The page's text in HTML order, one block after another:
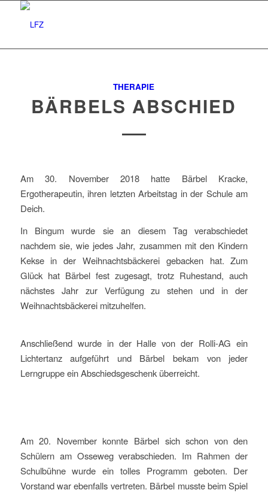
THERAPIE
BÄRBELS ABSCHIED
Am 30. November 2018 hatte Bärbel Kracke,
Ergotherapeutin, ihren letzten Arbeitstag in der Schule am
Deich.
In Bingum wurde sie an diesem Tag verabschiedet
nachdem sie, wie jedes Jahr, zusammen mit den Kindern
Kekse in der Weihnachtsbäckerei gebacken hat. Zum
Glück hat Bärbel fest zugesagt, trotz Ruhestand, auch
nächstes Jahr zur Verfügung zu stehen und in der
Weihnachtsbäckerei mitzuhelfen.
Anschließend wurde in der Halle von der Rolli-AG ein
Lichtertanz aufgeführt und Bärbel bekam von jeder
Lerngruppe ein Abschiedsgeschenk überreicht.
Am 20. November konnte Bärbel sich schon von den
Schülern am Osseweg verabschieden. Im Rahmen der
Schulbühne wurde ein tolles Programm geboten. Der
Vorstand war ebenfalls vertreten. Bärbel musste beim Spiel